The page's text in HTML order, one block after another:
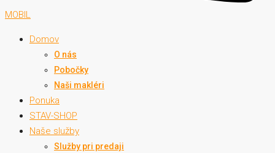
MOBIL
Domov
O nás
Pobočky
Naši makléri
Ponuka
STAV-SHOP
Naše služby
Služby pri predaji